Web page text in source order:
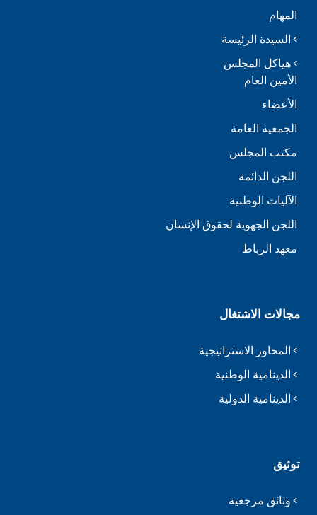
المهام
السيدة الرئيسة
هياكل المجلس
الأمين العام
الأعضاء
الجمعية العامة
مكتب المجلس
اللجن الدائمة
الآليات الوطنية
اللجن الجهوية لحقوق الإنسان
معهد الرباط
مجالات الاشتغال
المحاور الاستراتيجية
الدينامية الوطنية
الدينامية الدولية
توثيق
وثائق مرجعية